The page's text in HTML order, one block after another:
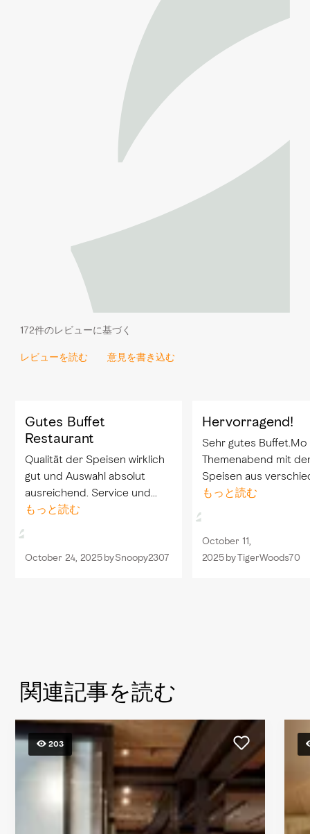
172件のレビューに基づく
レビューを読む 意見を書き込む
Gutes Buffet
Restaurant
Qualität der Speisen wirklich
gut und Auswahl absolut
ausreichend. Service und
Personal sehr nett und
gemacht.
もっと読む
October 24, 2025bySnoopy2307
Hervorragend!
Sehr gutes Buffet.Mo
Themenabend mit
Speisen aus
Ländern.Das
Vielen Dank an Alle die
hervorragende...
もっと読む
October 11,
2025byTigerWoods70
関連記事を読む
203